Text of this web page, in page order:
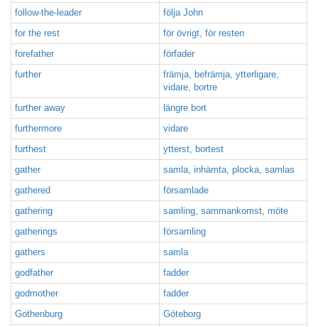
follow-the-leader
följa John
for the rest
för övrigt, för resten
forefather
förfader
further
främja, befrämja, ytterligare,
vidare, bortre
further away
längre bort
furthermore
vidare
furthest
ytterst, bortest
gather
samla, inhämta, plocka, samlas
gathered
församlade
gathering
samling, sammankomst, möte
gatherings
församling
gathers
samla
godfather
fadder
godmother
fadder
Gothenburg
Göteborg